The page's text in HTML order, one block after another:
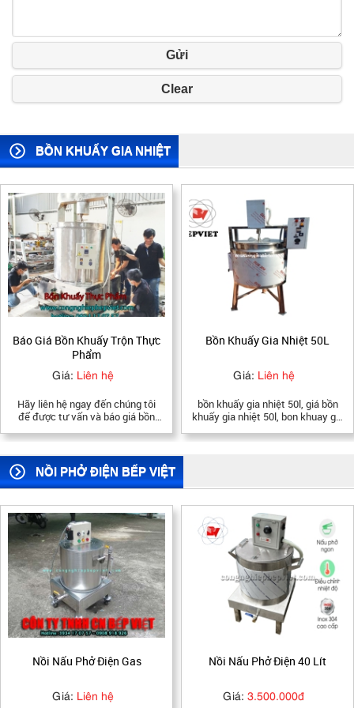
Gửi
Clear
BỒN KHUẤY GIA NHIỆT
Bồn Khuấy Gia Nhiệt 50L
Giá: Liên hệ
bồn khuấy gia nhiệt 50l, giá bồn
khuấy gia nhiệt 50l, bon khuay gia
nghiêp, bồn khuấy thực phẩn 50l,
bồn khuấy hóa chất 50l, gia công
bồn khuấy 50l, bồn khuấy 50l,
Bồn Nấu Măng, Nấu Bắp Công
Giá: Liên hệ
Bồn nấu thực phẩm 500 lít, 1000
lít, 2000 lít, Bồn nấu măng, Bồn
nước sôi, Bồn tiệt trùng thiết bị y
NỒI PHỞ ĐIỆN BẾP VIỆT
Nồi Nấu Phở Điện 40 Lít
Giá:3.500.000đ
Nồi Nấu Phở Điện 50 Lít
Giá: 4.500.000đ